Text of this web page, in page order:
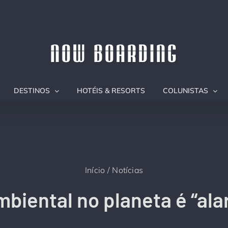
DESTINOS HOTÉIS & RESORTS COLUNISTAS
Início Notícias
no planeta é